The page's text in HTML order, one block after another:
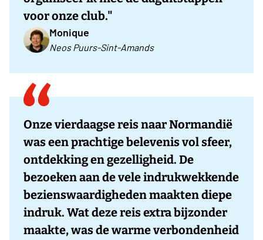
voor onze club."
Monique
Neos Puurs-Sint-Amands
Onze vierdaagse reis naar Normandië
was een prachtige belevenis vol sfeer,
ontdekking en gezelligheid. De
bezoeken aan de vele indrukwekkende
bezienswaardigheden maakten diepe
indruk. Wat deze reis extra bijzonder
maakte, was de warme verbondenheid